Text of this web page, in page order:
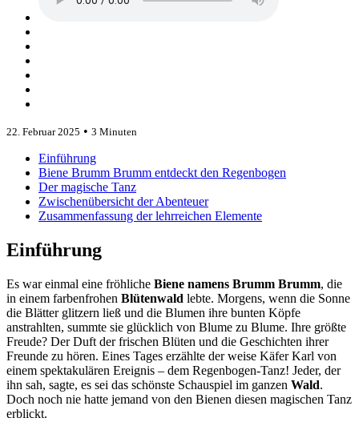
22. Februar 2025 • 3 Minuten
Einführung
Biene Brumm Brumm entdeckt den Regenbogen
Der magische Tanz
Zwischenübersicht der Abenteuer
Zusammenfassung der lehrreichen Elemente
Einführung
Es war einmal eine fröhliche Biene namens Brumm Brumm, die
in einem farbenfrohen Blütenwald lebte. Morgens, wenn die Sonne
die Blätter glitzern ließ und die Blumen ihre bunten Köpfe
anstrahlten, summte sie glücklich von Blume zu Blume. Ihre größte
Freude? Der Duft der frischen Blüten und die Geschichten ihrer
Freunde zu hören. Eines Tages erzählte der weise Käfer Karl von
einem spektakulären Ereignis – dem Regenbogen-Tanz! Jeder, der
ihn sah, sagte, es sei das schönste Schauspiel im ganzen Wald.
Doch noch nie hatte jemand von den Bienen diesen magischen Tanz
erblickt.